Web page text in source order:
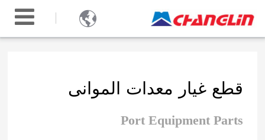

قطع غيار معدات الموانى
Port Equipment Parts